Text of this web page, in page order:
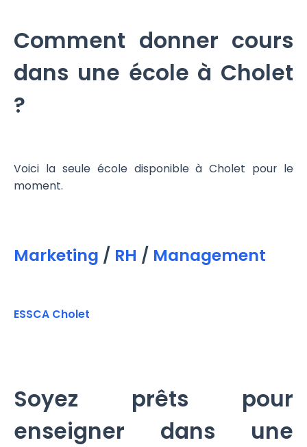
Comment donner cours
dans une école à Cholet
?
Voici la seule école disponible à Cholet pour le
moment.
Marketing / RH / Management
ESSCA Cholet
Soyez prêts pour
enseigner dans une